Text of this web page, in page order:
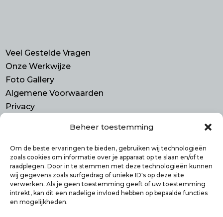
Beheer toestemming
Om de beste ervaringen te bieden, gebruiken wij technologieën
zoals cookies om informatie over je apparaat op te slaan en/of te
raadplegen. Door in te stemmen met deze technologieën kunnen
wij gegevens zoals surfgedrag of unieke ID's op deze site
verwerken. Als je geen toestemming geeft of uw toestemming
intrekt, kan dit een nadelige invloed hebben op bepaalde functies
en mogelijkheden.
Veel Gestelde Vragen
Onze Werkwijze
Foto Gallery
Algemene Voorwaarden
Privacy
Purmerend N-H
info@smulbus.nl
06 41746470
Volg ons op: